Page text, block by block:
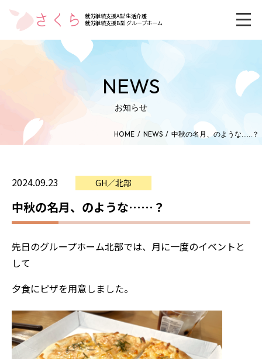
就労継続支援A型 生活介護
就労継続支援B型 グループホーム
NEWS
お知らせ
HOME NEWS 中秋の名月、のような……？
2024.09.23 GH／北部
中秋の名月、のような……？
先日のグループホーム北部では、月に一度のイベントと
して
夕食にピザを用意しました。